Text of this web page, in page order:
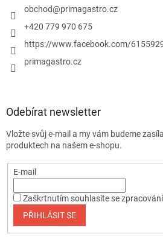
obchod@primagastro.cz
+420 779 970 675
https://www.facebook.com/
primagastro.cz
Odebírat newsletter
Vložte svůj e-mail a my vám budeme
produktech na našem e-shopu.
E-mail
Zaškrtnutím souhlasíte se
PŘIHLÁSIT SE